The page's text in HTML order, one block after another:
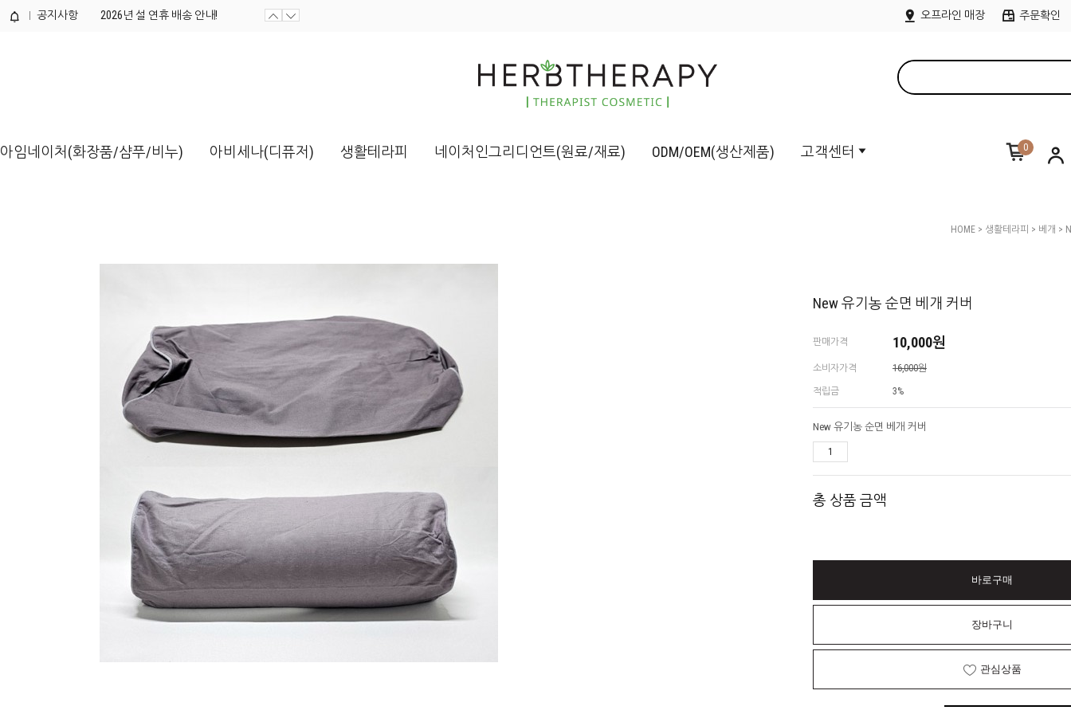
공지사항
제품개발 의뢰서 양식 / 다운로드해...
오프라인 매장 주문확인
아임네이처(화장품/샴푸/비누) 아비세나(디퓨저) 생활테라피 네이처인그리디언트(원료/재료) ODM/OEM(생산제품) 고객센터 0
HOME > 생활테라피 > 베개 >
New 유기농 순면 베개 커버
판매가격 10,000원
소비자가격 16,000원
적립금 3%
New 유기농 순면 베개 커버
총 상품 금액
바로구매
장바구니
관심상품